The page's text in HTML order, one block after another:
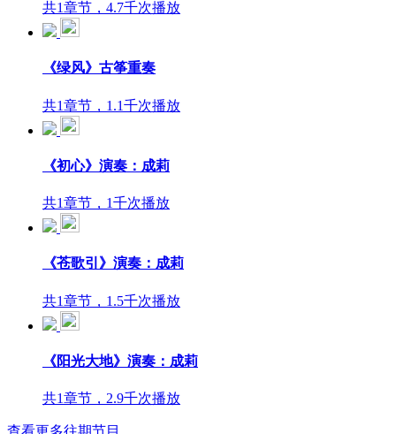
共1章节，4.7千次播放
《绿风》古筝重奏
共1章节，1.1千次播放
《初心》演奏：成莉
共1章节，1千次播放
《苍歌引》演奏：成莉
共1章节，1.5千次播放
《阳光大地》演奏：成莉
共1章节，2.9千次播放